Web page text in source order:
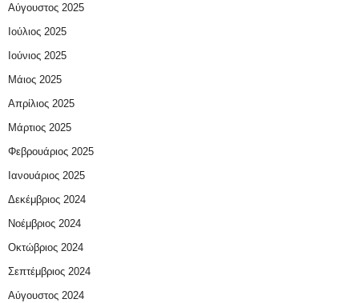
Αύγουστος 2025
Ιούλιος 2025
Ιούνιος 2025
Μάιος 2025
Απρίλιος 2025
Μάρτιος 2025
Φεβρουάριος 2025
Ιανουάριος 2025
Δεκέμβριος 2024
Νοέμβριος 2024
Οκτώβριος 2024
Σεπτέμβριος 2024
Αύγουστος 2024